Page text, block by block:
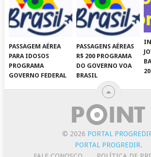
PASSAGEM AÉREA
PARA IDOSOS
PROGRAMA
GOVERNO FEDERAL
PASSAGENS AÉREAS
R$ 200 PROGRAMA
DO GOVERNO VOA
BRASIL
© 2026 PORTAL
PORTAL PROGREDIR.